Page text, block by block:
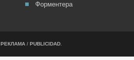
Форментера
РЕКЛАМА / PUBLICIDAD